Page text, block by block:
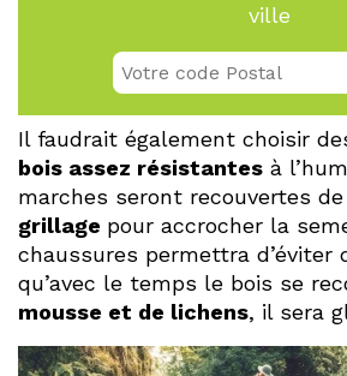
ville
Il faudrait également choisir
bois assez résistantes à
marches seront recouvertes
grillage pour accrocher la
chaussures permettra d’éviter
qu’avec le temps le bois se
mousse et de lichens, il sera